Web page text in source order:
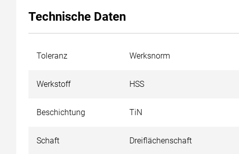
Technische Daten
Toleranz Werksnorm
Werkstoff HSS
Beschichtung TiN
Schaft Dreiflächenschaft